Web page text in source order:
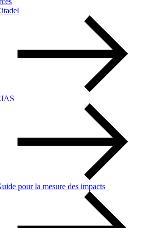
pour la mesure des impacts